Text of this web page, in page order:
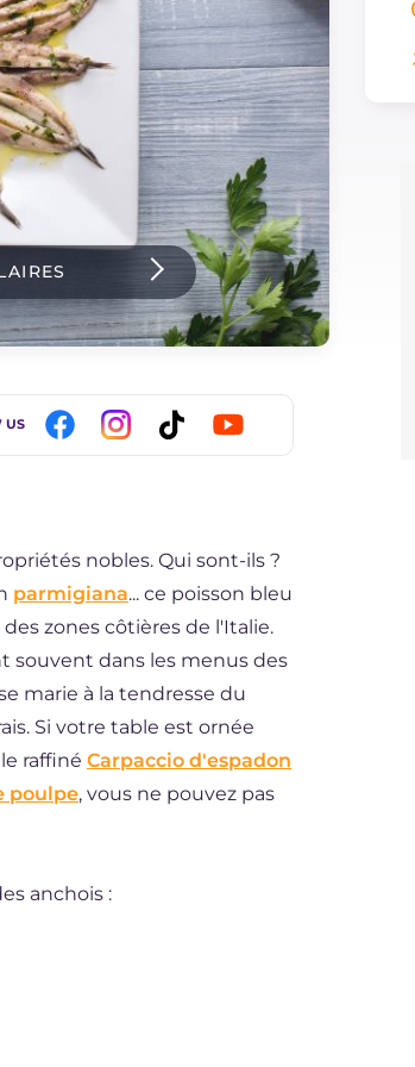
US
nobles. Qui sont-ils ?
parmigiana... ce poisson bleu
zones côtières de l'Italie.
souvent dans les menus des
marie à la tendresse du
Si votre table est ornée
le raffiné Carpaccio d'espadon
poulpe, vous ne pouvez pas
anchois :